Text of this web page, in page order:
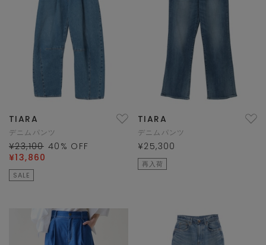
TIARA
デニムパンツ
¥23,100 40 % OFF
¥13,860
SALE
TIARA
デニムパンツ
¥25,300
再入荷